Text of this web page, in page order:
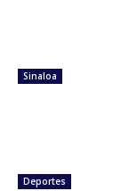
Sinaloa
Deportes